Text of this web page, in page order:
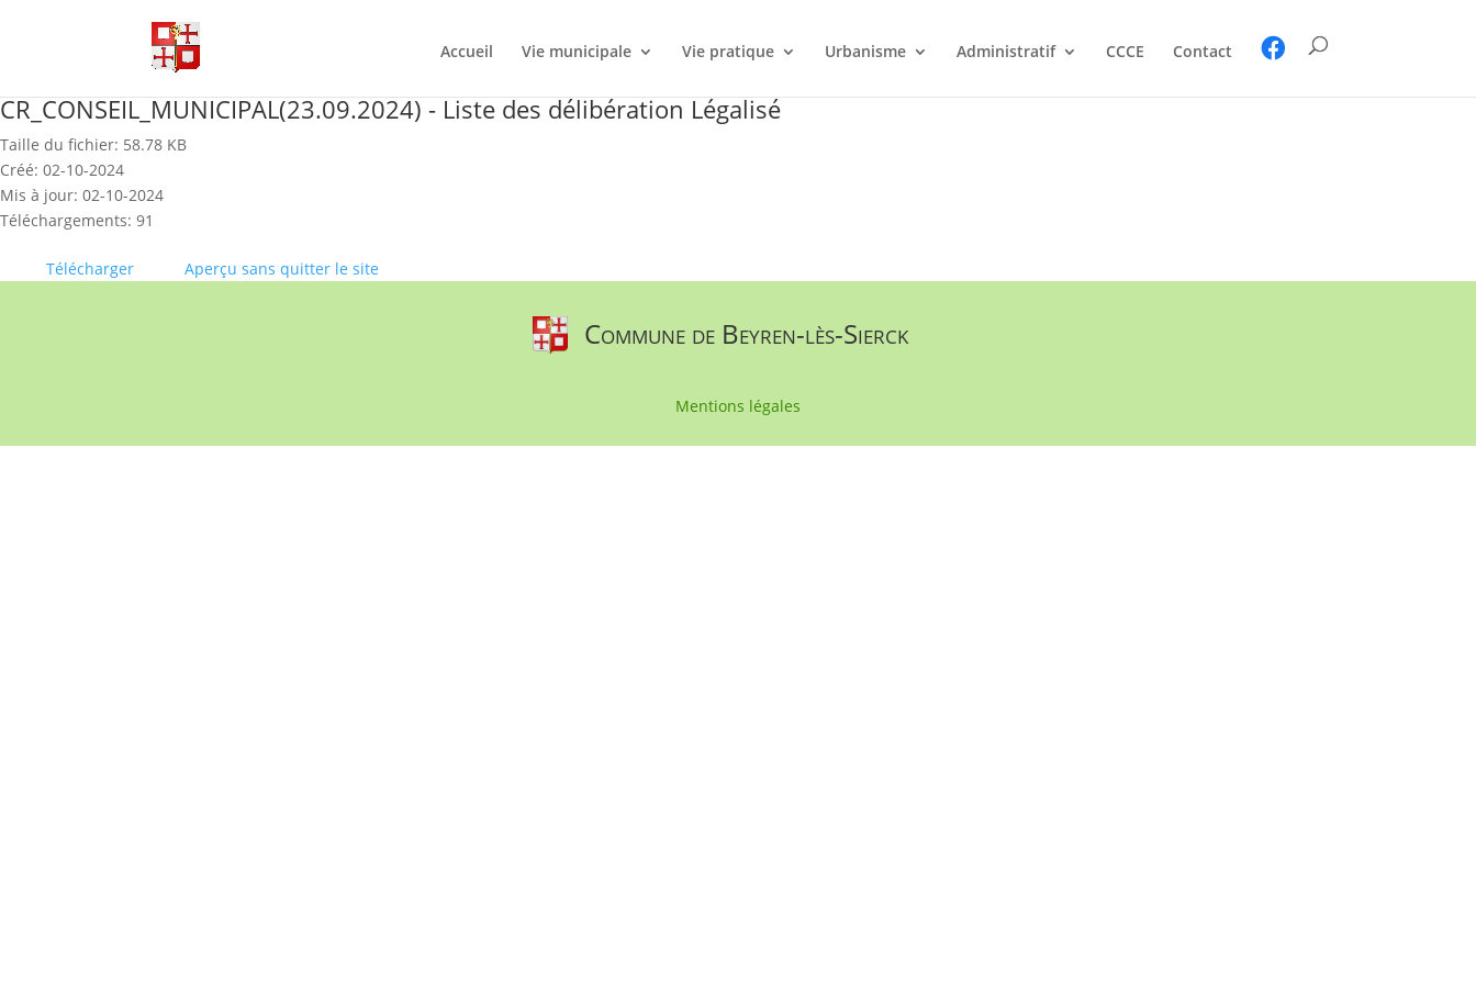
Accueil Vie municipale Vie pratique Urbanisme Administratif CCCE Contact
CR_CONSEIL_MUNICIPAL(23.09.2024) - Liste des délibération Légalisé
Taille du fichier: 58.78 KB
Créé: 02-10-2024
Mis à jour: 02-10-2024
Téléchargements: 91
Télécharger Aperçu sans quitter le site
Commune de Beyren-lès-Sierck
Mentions légales